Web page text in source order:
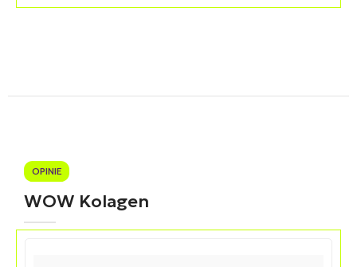
OPINIE
WOW Kolagen